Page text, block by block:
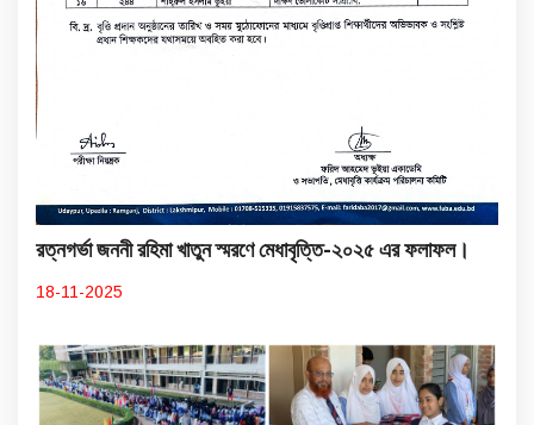
রত্নগর্ভা জননী রহিমা খাতুন স্মরণে মেধাবৃত্তি-২০২৫ এর ফলাফল।
18-11-2025